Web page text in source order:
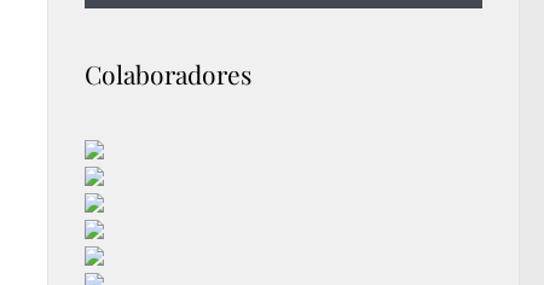
Colaboradores